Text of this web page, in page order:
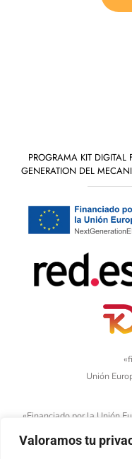
Valoramos tu
PROGRAMA KIT
GENERATION DEL
Unión
«Financiado por la Unión
los puntos de vista y las
del autor o autores y no